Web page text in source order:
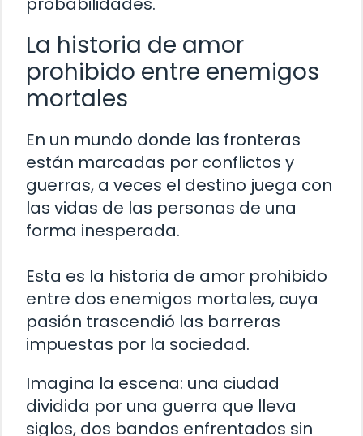
La historia de amor
prohibido entre enemigos
mortales
En un mundo donde las fronteras
están marcadas por conflictos y
guerras, a veces el destino juega con
las vidas de las personas de una
forma inesperada.
Esta es la historia de amor prohibido
entre dos enemigos mortales, cuya
pasión trascendió las barreras
impuestas por la sociedad.
Imagina la escena: una ciudad
dividida por una guerra que lleva
siglos, dos bandos enfrentados sin